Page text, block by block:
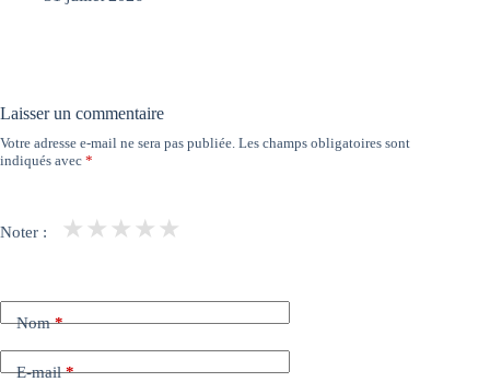
Laisser un commentaire
Votre adresse e-mail ne sera pas publiée. Les champs obligatoires sont
indiqués avec *
Noter : ★
★
★
★
★
Nom*
E-mail*